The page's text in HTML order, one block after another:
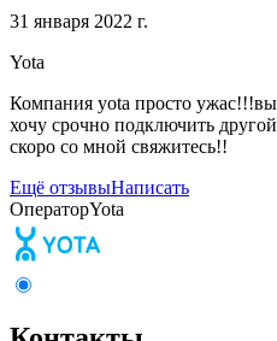
31 января 2022 г.
Yota
Компания yota просто
хочу срочно подключить
скоро со мной свяжитесь!!
Ещё отзывыНаписать
ОператорYota